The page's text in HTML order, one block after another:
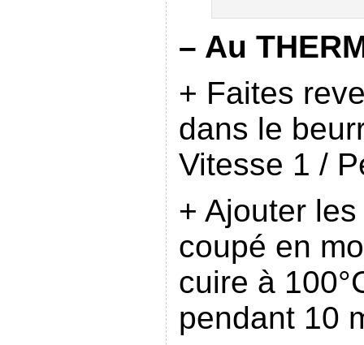
– Au
+ Faites
dans le
Vitesse 1 /
+ Ajouter
coupé en
cuire à
pendant 10